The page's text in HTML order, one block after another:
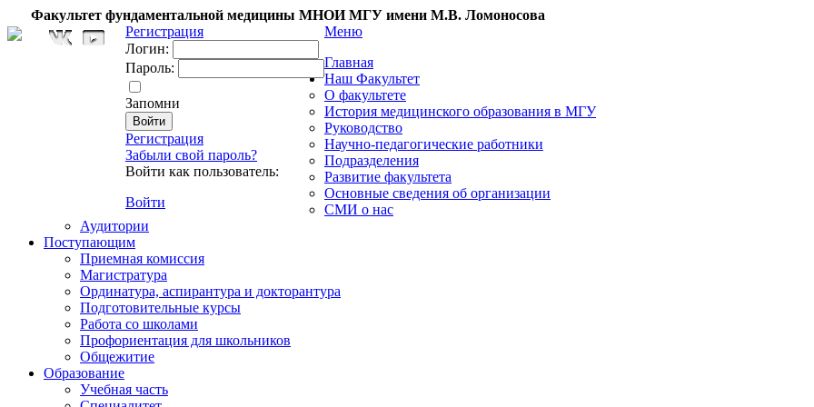
Факультет фундаментальной медицины МНОИ МГУ имени М.В. Ломоносова
Регистрация
Логин:
Пароль:
Запомни
Регистрация
Забыли свой пароль?
Войти как пользователь:
Войти
Меню
Главная
Наш Факультет
О факультете
История медицинского образования в МГУ
Руководство
Научно-педагогические работники
Подразделения
Развитие факультета
Основные сведения об организации
СМИ о нас
Аудитории
Поступающим
Приемная комиссия
Магистратура
Ординатура, аспирантура и докторантура
Подготовительные курсы
Работа со школами
Профориентация для школьников
Общежитие
Образование
Учебная часть